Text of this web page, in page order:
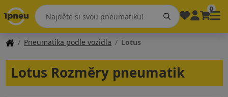
0
Pneumatika podle vozidla Lotus
Lotus Rozměry pneumatik